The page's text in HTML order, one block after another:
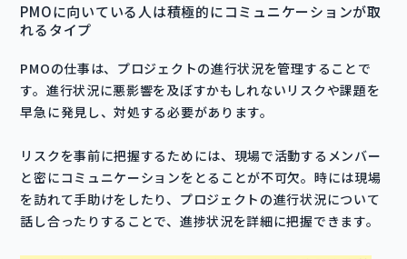
PMOに向いている人は積極的にコミュニケーションが取
れるタイプ
PMOの仕事は、プロジェクトの進行状況を管理することで
す。進行状況に悪影響を及ぼすかもしれないリスクや課題を
早急に発見し、対処する必要があります。
リスクを事前に把握するためには、現場で活動するメンバー
と密にコミュニケーションをとることが不可欠。時には現場
を訪れて手助けをしたり、プロジェクトの進行状況について
話し合ったりすることで、進捗状況を詳細に把握できます。